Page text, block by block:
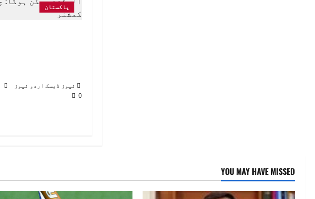
پاکستان
نیوز ڈیسک اردو نیوز
0
YOU MAY HAVE MISSED